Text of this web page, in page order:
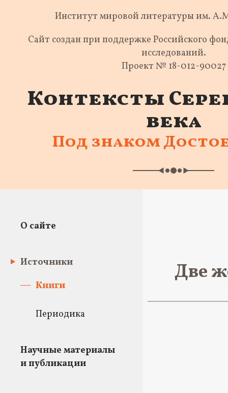
Институт мировой литературы им.
Сайт создан при поддержке Российского
исследований.
Проект № 18-012-90027
Контексты
века
Под знаком
О сайте
Источники
Книги
Периодика
Научные материалы
и публикации
Две